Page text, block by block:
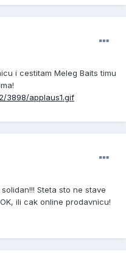
i cestitam Meleg Baits timu
3898/applaus1.gif
Steta sto ne stave
ili cak online prodavnicu!